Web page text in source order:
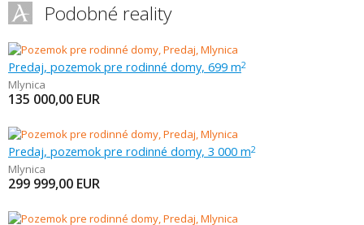
Podobné reality
Predaj, pozemok pre rodinné domy, 699 m2
Mlynica
135 000,00 EUR
Predaj, pozemok pre rodinné domy, 3 000 m2
Mlynica
299 999,00 EUR